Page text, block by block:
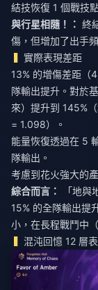
結技恢復 1 個戰技
與行星相隨！： 終
傷，但增加了出手頻
實際表現差距
13% 的增傷差距（
隊輸出提升。對於
來）提升到 145%
= 1.098）。
能量恢復透過在 5
隊輸出。
考慮到花火強大的
綜合而言：
「地與
15% 的全隊輸出提
小，在長程戰鬥中
混沌回憶 12 層